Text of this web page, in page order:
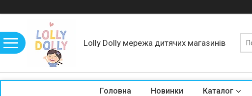
Lolly Dolly мережа дитячих магазинів
Головна Новинки Каталог